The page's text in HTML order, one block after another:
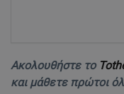
Ακολουθήστε το
και μάθετε πρώτοι